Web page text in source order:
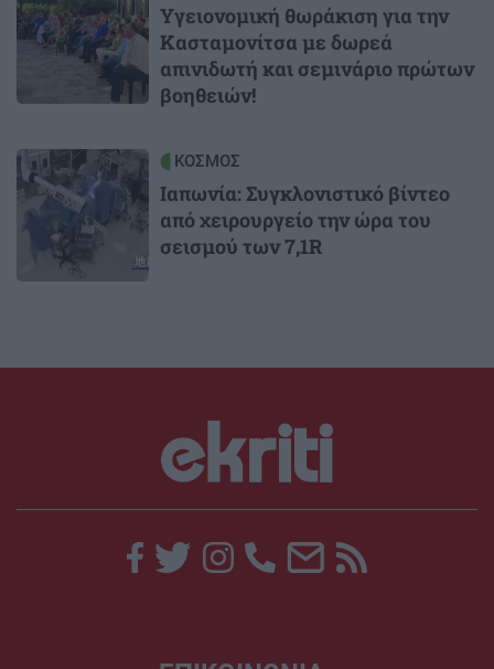
Υγειονομική θωράκιση για την
Κασταμονίτσα με δωρεά
απινιδωτή και σεμινάριο πρώτων
βοηθειών!
Image ΚΟΣΜΟΣ
Ιαπωνία: Συγκλονιστικό βίντεο
από χειρουργείο την ώρα του
σεισμού των 7,1R